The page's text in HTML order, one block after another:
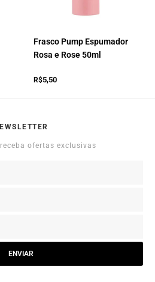
Frasco Pump Espumador
Rosa e Rose 50ml
R$5,50
ofertas exclusivas
ENVIAR